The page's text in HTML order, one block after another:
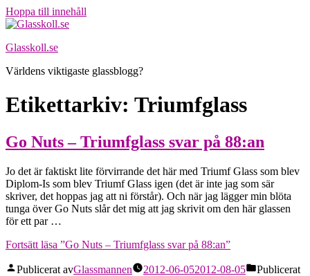
Hoppa till innehåll
Glasskoll.se
Världens viktigaste glassblogg?
Etikettarkiv: Triumfglass
Go Nuts – Triumfglass svar på 88:an
Jo det är faktiskt lite förvirrande det här med Triumf Glass som blev
Diplom-Is som blev Triumf Glass igen (det är inte jag som sär
skriver, det hoppas jag att ni förstår). Och när jag lägger min blöta
tunga över Go Nuts slår det mig att jag skrivit om den här glassen
för ett par …
Fortsätt läsa ”Go Nuts – Triumfglass svar på 88:an”
Publicerat avGlassmannen 2012-06-052012-08-05
Publicerat